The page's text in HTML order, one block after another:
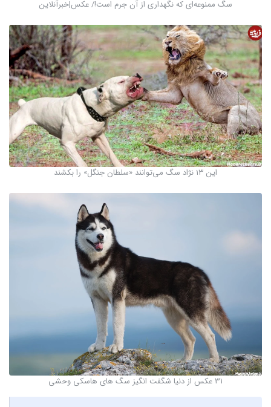
سگ ممنوعه‌ای که نگهداری از آن جرم است!/ عکس|خبرآنلاین
این ۱۳ نژاد سگ می‌توانند «سلطان جنگل» را بکشند
31 عکس از دنیا شگفت انگیز سگ های هاسکی وحشی